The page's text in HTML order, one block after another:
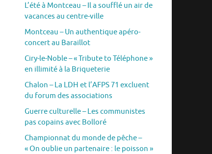
L’été à Montceau – Il a soufflé un air de
vacances au centre-ville
Montceau – Un authentique apéro-
concert au Baraillot
Ciry-le-Noble – « Tribute to Téléphone »
en illimité à la Briqueterie
Chalon – La LDH et l’AFPS 71 excluent
du forum des associations
Guerre culturelle – Les communistes
pas copains avec Bolloré
Championnat du monde de pêche –
« On oublie un partenaire : le poisson »